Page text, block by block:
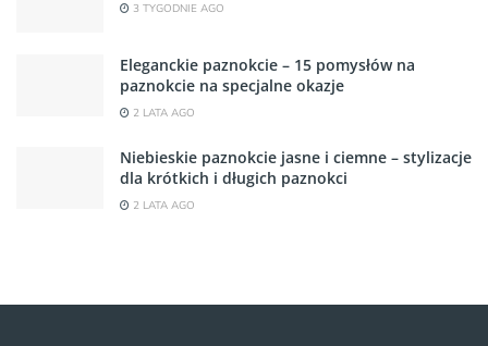
3 TYGODNIE AGO
Eleganckie paznokcie – 15 pomysłów na
paznokcie na specjalne okazje
2 LATA AGO
Niebieskie paznokcie jasne i ciemne – stylizacje
dla krótkich i długich paznokci
2 LATA AGO